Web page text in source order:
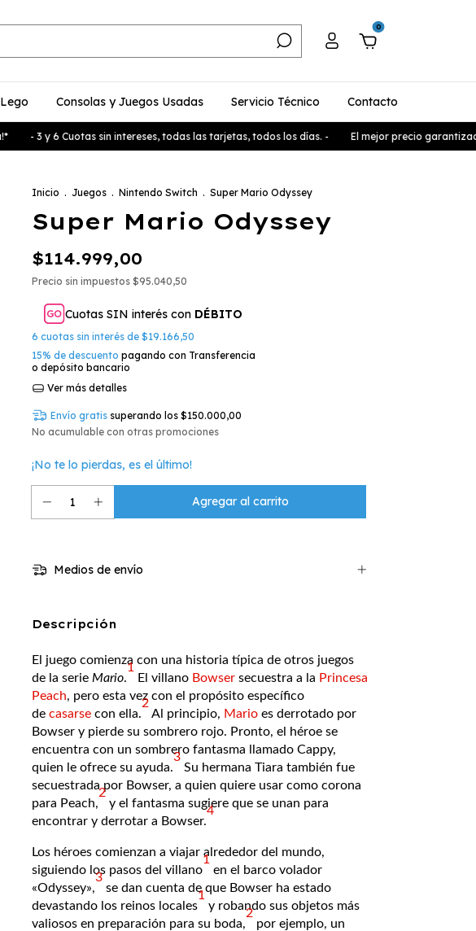
0
Lego Consolas y Juegos Usadas Servicio Técnico Contacto
- 3 y 6 Cuotas sin intereses, todas las tarjetas, todos los días. - El mejor precio garantizado,
Inicio . Juegos . Nintendo Switch . Super Mario Odyssey
Super Mario Odyssey
$114.999,00
Precio sin impuestos $95.040,50
Cuotas SIN interés con DÉBITO
6 cuotas sin interés de $19.166,50
15% de descuento pagando con Transferencia
o depósito bancario
Ver más detalles
Envío gratis superando los $150.000,00
No acumulable con otras promociones
¡No te lo pierdas, es el último!
Medios de envío
Descripción
El juego comienza con una historia típica de otros juegos
de la serie Mario.
1
​ El villano Bowser secuestra a la Princesa
Peach, pero esta vez con el propósito específico
de casarse con ella.
2
​ Al principio, Mario es derrotado por
Bowser y pierde su sombrero rojo. Pronto, el héroe se
encuentra con un sombrero fantasma llamado Cappy,
quien le ofrece su ayuda.
3
​ Su hermana Tiara también fue
secuestrada por Bowser, a quien quiere usar como corona
para Peach,
2
​ y el fantasma sugiere que se unan para
encontrar y derrotar a Bowser.
4
Los héroes comienzan a viajar alrededor del mundo,
siguiendo los pasos del villano
1
​ en el barco volador
«Odyssey»,
3
​ se dan cuenta de que Bowser ha estado
devastando los reinos locales
1
​ y robando sus objetos más
valiosos en preparación para su boda,
2
​ por ejemplo, un